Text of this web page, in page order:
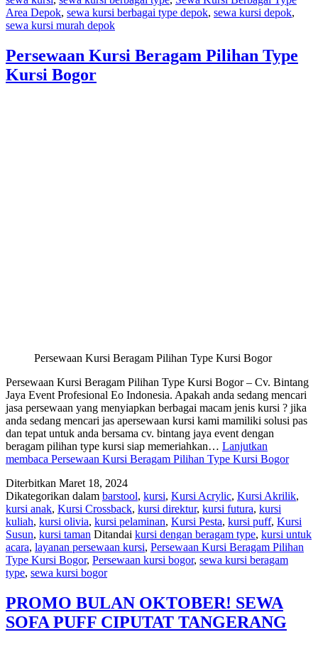
Area Depok, sewa kursi berbagai type depok, sewa kursi depok,
sewa kursi murah depok
Persewaan Kursi Beragam Pilihan Type
Kursi Bogor
Persewaan Kursi Beragam Pilihan Type Kursi Bogor
Persewaan Kursi Beragam Pilihan Type Kursi Bogor – Cv. Bintang
Jaya Event Profesional Eo Indonesia. Apakah anda sedang mencari
jasa persewaan yang menyiapkan berbagai macam jenis kursi ? jika
anda sedang mencari jas apersewaan kursi kami mamiliki solusi pas
dan tepat untuk anda bersama cv. bintang jaya event dengan
beragam pilihan type kursi siap memeriahkan… Lanjutkan
membaca Persewaan Kursi Beragam Pilihan Type Kursi Bogor
Diterbitkan Maret 18, 2024
Dikategorikan dalam barstool, kursi, Kursi Acrylic, Kursi Akrilik,
kursi anak, Kursi Crossback, kursi direktur, kursi futura, kursi
kuliah, kursi olivia, kursi pelaminan, Kursi Pesta, kursi puff, Kursi
Susun, kursi taman Ditandai kursi dengan beragam type, kursi untuk
acara, layanan persewaan kursi, Persewaan Kursi Beragam Pilihan
Type Kursi Bogor, Persewaan kursi bogor, sewa kursi beragam
type, sewa kursi bogor
PROMO BULAN OKTOBER! SEWA
SOFA PUFF CIPUTAT TANGERANG